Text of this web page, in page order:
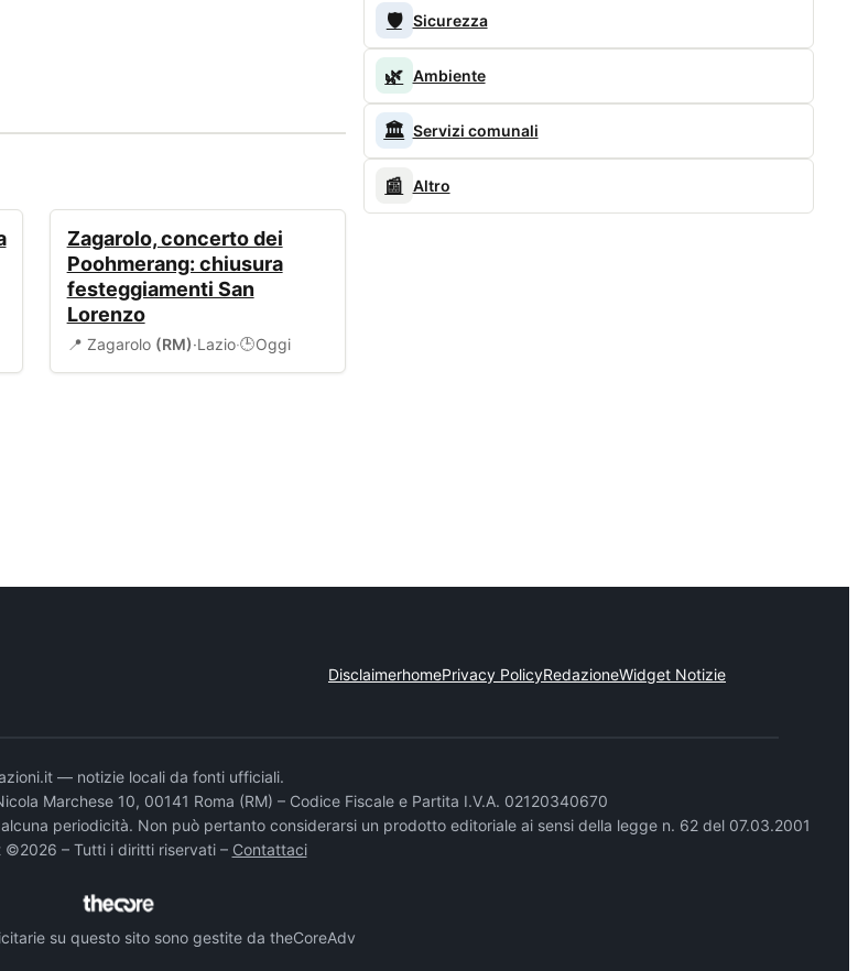
Zagarolo, concerto dei
Poohmerang: chiusura
festeggiamenti San
Lorenzo
📍 Zagarolo (RM)·Lazio·🕒Oggi
🛡️ Sicurezza
🌿 Ambiente
🏛️ Servizi comunali
📰 Altro
DisclaimerhomePrivacy PolicyRedazioneWidget Notizie
— notizie locali da fonti ufficiali.
Marchese 10, 00141 Roma (RM) – Codice Fiscale e Partita I.V.A. 02120340670
periodicità. Non può pertanto considerarsi un prodotto editoriale ai sensi della legge n. 62 del 07.03.2001
©2026 – Tutti i diritti riservati – Contattaci
su questo sito sono gestite da theCoreAdv